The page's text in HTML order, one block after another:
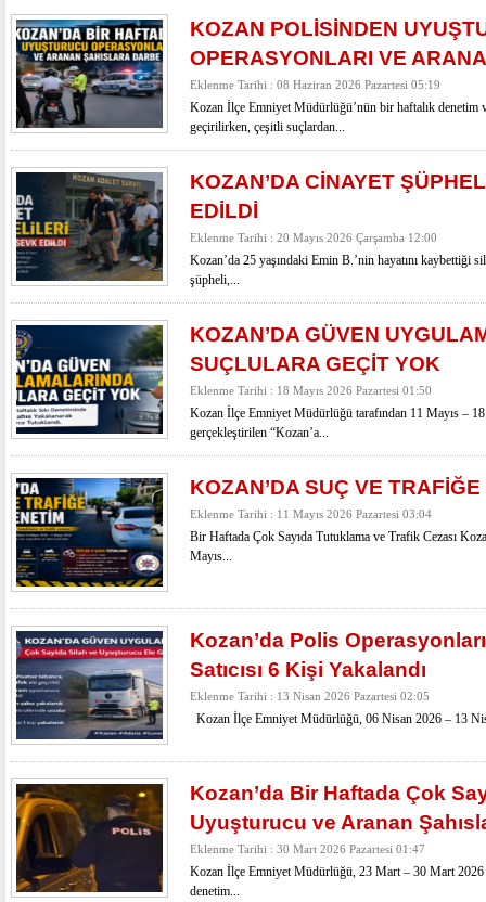
KOZAN POLİSİNDEN
OPERASYONLARI VE
Eklenme Tarihi : 08 Haziran 2026 Pazartesi 05:19
Kozan İlçe Emniyet Müdürlüğü’nün bir haftalık denetim
geçirilirken, çeşitli suçlardan...
KOZAN’DA CİNAYET
EDİLDİ
Eklenme Tarihi : 20 Mayıs 2026 Çarşamba 12:00
Kozan’da 25 yaşındaki Emin B.’nin hayatını kaybettiği
şüpheli,...
KOZAN’DA GÜVEN
SUÇLULARA GEÇİT YOK
Eklenme Tarihi : 18 Mayıs 2026 Pazartesi 01:50
Kozan İlçe Emniyet Müdürlüğü tarafından 11 Mayıs –
gerçekleştirilen “Kozan’a...
KOZAN’DA SUÇ VE
Eklenme Tarihi : 11 Mayıs 2026 Pazartesi 03:04
Bir Haftada Çok Sayıda Tutuklama ve Trafik Cezası
Mayıs...
Kozan’da Polis
Satıcısı 6 Kişi Yakalandı
Eklenme Tarihi : 13 Nisan 2026 Pazartesi 02:05
Kozan İlçe Emniyet Müdürlüğü, 06 Nisan 2026 – 13
Kozan’da Bir Haftada Çok
Uyuşturucu ve Aranan
Eklenme Tarihi : 30 Mart 2026 Pazartesi 01:47
Kozan İlçe Emniyet Müdürlüğü, 23 Mart – 30 Mart 2026
denetim...